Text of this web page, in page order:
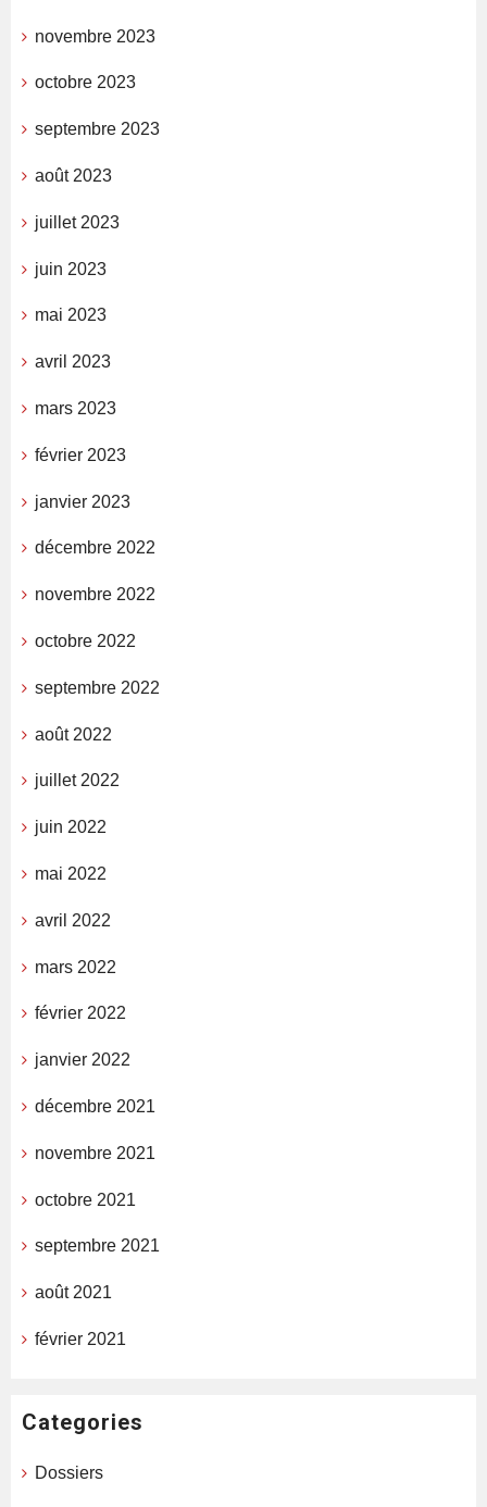
novembre 2023
octobre 2023
septembre 2023
août 2023
juillet 2023
juin 2023
mai 2023
avril 2023
mars 2023
février 2023
janvier 2023
décembre 2022
novembre 2022
octobre 2022
septembre 2022
août 2022
juillet 2022
juin 2022
mai 2022
avril 2022
mars 2022
février 2022
janvier 2022
décembre 2021
novembre 2021
octobre 2021
septembre 2021
août 2021
février 2021
Categories
Dossiers